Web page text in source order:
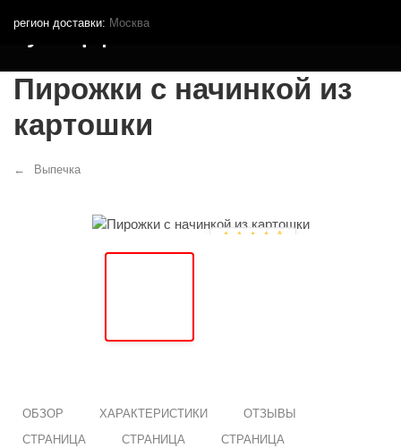
регион доставки: Москва
Кутья.рф
Пирожки с начинкой из
картошки
Выпечка
ОБЗОР ХАРАКТЕРИСТИКИ
ОТЗЫВЫ
СТРАНИЦА
СТРАНИЦА СТРАНИЦА